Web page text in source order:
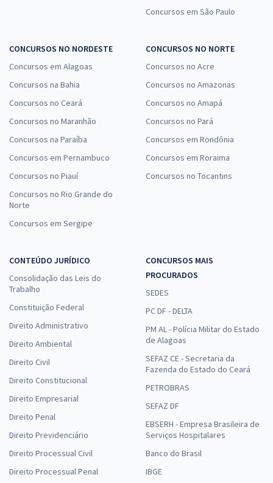
Concursos em São Paulo
CONCURSOS NO NORDESTE
Concursos em Alagoas
Concursos na Bahia
Concursos no Ceará
Concursos no Maranhão
Concursos na Paraíba
Concursos em Pernambuco
Concursos no Piauí
Concursos no Rio Grande do
Norte
Concursos em Sergipe
CONCURSOS NO NORTE
Concursos no Acre
Concursos no Amazonas
Concursos no Amapá
Concursos no Pará
Concursos em Rondônia
Concursos em Roraima
Concursos no Tocantins
CONTEÚDO JURÍDICO
Consolidação das Leis do
Trabalho
Constituição Federal
Direito Administrativo
Direito Ambiental
Direito Civil
Direito Constitucional
Direito Empresarial
Direito Penal
Direito Previdenciário
Direito Processual Civil
Direito Processual Penal
CONCURSOS MAIS
PROCURADOS
SEDES
PC DF - DELTA
PM AL - Polícia Militar do Estado
de Alagoas
SEFAZ CE - Secretaria da
Fazenda do Estado do Ceará
PETROBRAS
SEFAZ DF
EBSERH - Empresa Brasileira de
Serviços Hospitalares
Banco do Brasil
IBGE